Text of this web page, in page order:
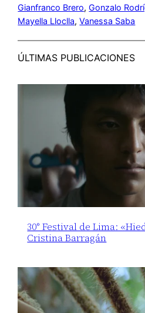
Gianfranco Brero, Gonzalo
Mayella Lloclla, Vanessa Saba
ÚLTIMAS PUBLICACIONES
30° Festival de Lima:
Cristina Barragán